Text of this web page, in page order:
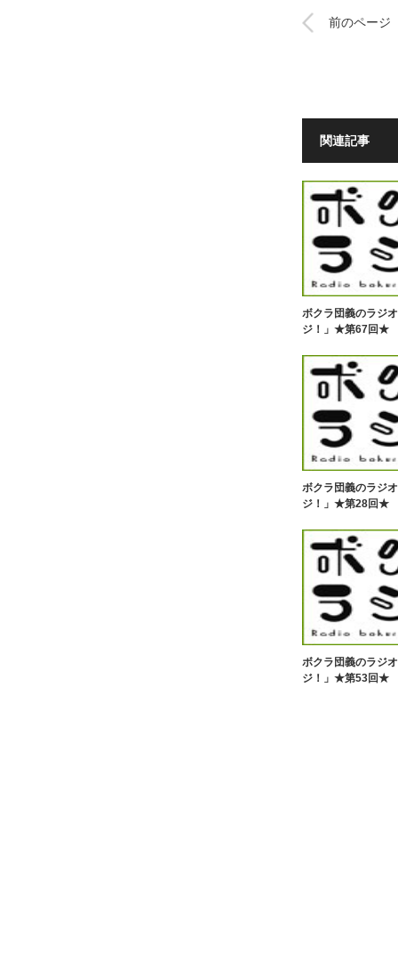
前のページ
関連記事
ボクラ団義のラジ
ジ！」★第67回★
ボクラ団義のラジ
ジ！」★第28回★
ボクラ団義のラジ
ジ！」★第53回★